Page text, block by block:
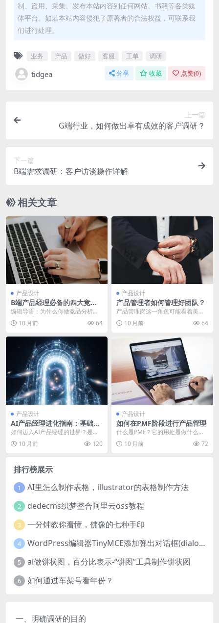
制、盗用、采集、发布本站内容到任何网站、书籍等各类媒
体平台。如若本站内容侵犯了原著者的合法权益，可联系我
们进行处理。
业务 产品 做好 客服 工单 调研
tidgea 分享 收藏 点赞(0)
上一篇
G端行业，如何做出卓有成效的客户调研？
下一篇
B端需求调研：客户访谈操作详解
相关文章
产品设计
B端产品经理必备的四大竞品
分析能力
编辑导语：为什么你做竞品分析，
卖力却不讨好？入行做产品的你，
必然需要做竞品分析，...
10 月前 64
产品设计
产品管理者如何管理好团队？
产品管理岗这一角色可能看着美
好，但背后隐藏着很多心酸，产品
管理者要想做好工作，更...
10 月前 64
产品设计
AI产品经理进化指南：基础入
门
如何迈入AI产品经理的世界？是否
必须掌握技术知识？怎样设计出精
准的提示词？面对众...
10 月前 120
产品设计
如何在PMF阶段进行产品管理
什么是PMF？它的用处是做什么的
呢？下面这篇文章是 笔者从不要学
习传统经验、从正...
10 月前 72
排行榜展示
1 AI里怎么制作表格，illustrator的表格制作方法
2 dedecms织梦整合阿里云oss教程
3 一分钟教你看懂，佛像的七种手印
4 WordPress编辑器TinyMCE添加弹出对话框(dialog)按钮的方法
5 ai做饼状图，百分比表示-“饼图”工具制作饼状图
6 如何通过车架号看年份？
一、明确调研的目的